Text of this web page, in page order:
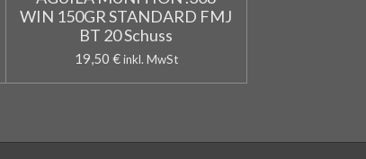
WIN 150GR STANDARD FMJ
BT 20 Schuss
19,50 €inkl. MwSt